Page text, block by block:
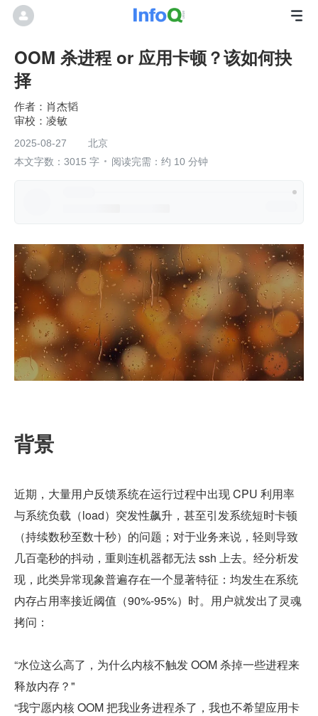
OOM 杀进程 or 应用卡顿？该如何抉
择
肖杰韬
凌敏
2025-08-27
北京
本文字数：3015 字
阅读完需：约 10 分钟
背景
近期，大量用户反馈系统在运行过程中出现 CPU 利用率
与系统负载（load）突发性飙升，甚至引发系统短时卡顿
（持续数秒至数十秒）的问题；对于业务来说，轻则导致
几百毫秒的抖动，重则连机器都无法 ssh 上去。经分析发
现，此类异常现象普遍存在一个显著特征：均发生在系统
内存占用率接近阈值（90%-95%）时。用户就发出了灵魂
拷问：
“水位这么高了，为什么内核不触发 OOM 杀掉一些进程来
释放内存？"
“我宁愿内核 OOM 把我业务进程杀了，我也不希望应用卡